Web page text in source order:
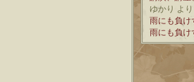
ゆかり より
雨にも負け
雨にも負け